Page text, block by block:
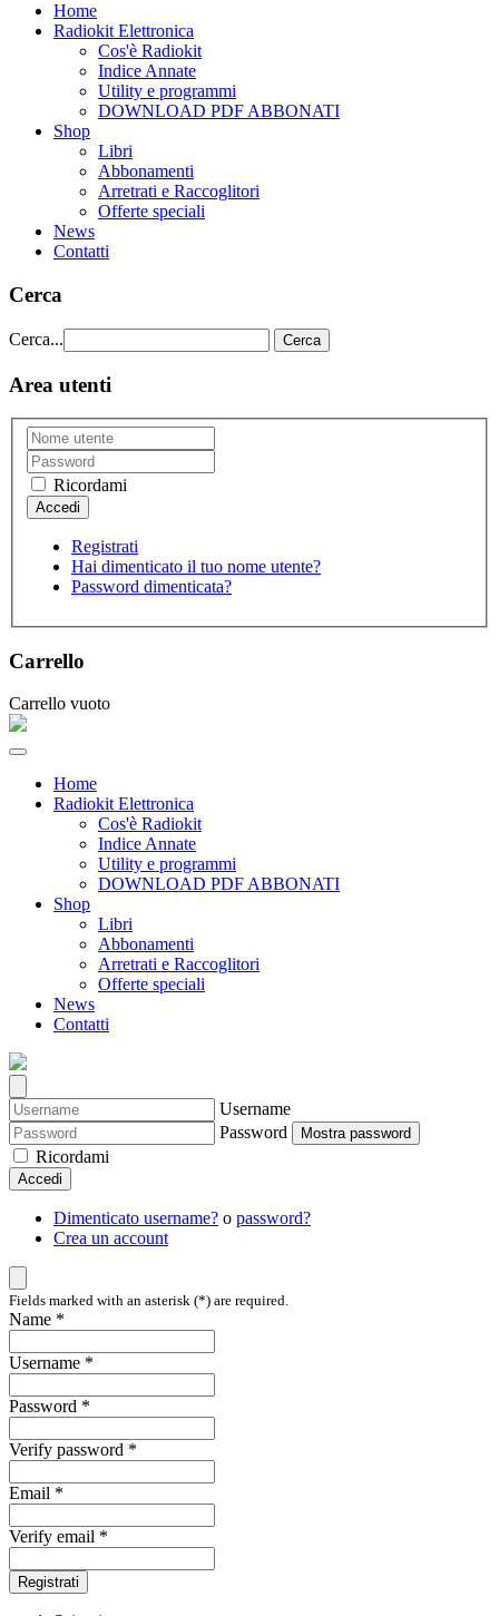
Home
Radiokit Elettronica
Cos'è Radiokit
Indice Annate
Utility e programmi
DOWNLOAD PDF ABBONATI
Shop
Libri
Abbonamenti
Arretrati e Raccoglitori
Offerte speciali
News
Contatti
Cerca
Cerca... Cerca
Area utenti
Ricordami
Registrati
Hai dimenticato il tuo nome utente?
Password dimenticata?
Carrello
Carrello vuoto
Home
Radiokit Elettronica
Cos'è Radiokit
Indice Annate
Utility e programmi
DOWNLOAD PDF ABBONATI
Shop
Libri
Abbonamenti
Arretrati e Raccoglitori
Offerte speciali
News
Contatti
Username
Password
Mostra password
Ricordami
Accedi
Dimenticato username? o password?
Crea un account
Fields marked with an asterisk (*) are required.
Name *
Username *
Password *
Verify password *
Email *
Verify email *
Registrati